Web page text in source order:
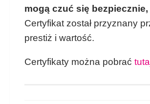
mogą czuć się
Certyfikat został przyznany
prestiż i wartość.
Certyfikaty można pobrać